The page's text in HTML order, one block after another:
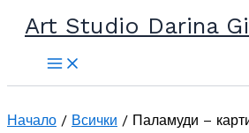
Прескочи
съдържанието
Art Studio Darina
Начало / Всички / Паламуди –